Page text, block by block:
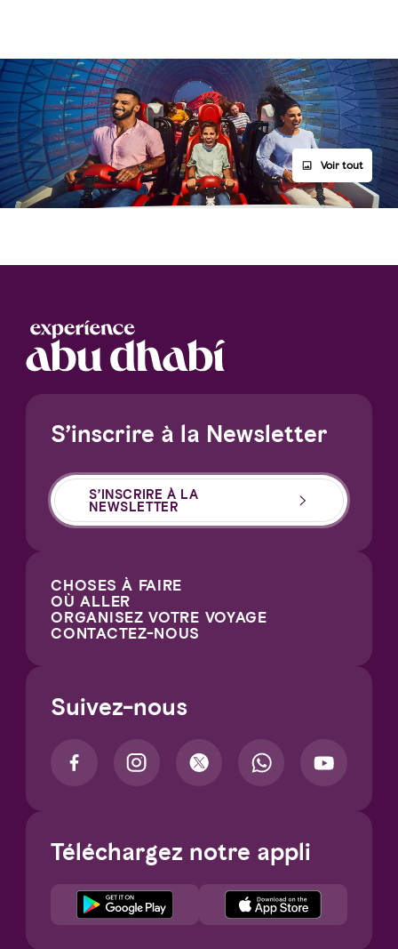
Voir tout
S’inscrire à la Newsletter
S’INSCRIRE À LA
NEWSLETTER
CHOSES À FAIRE
OÙ ALLER
ORGANISEZ VOTRE VOYAGE
CONTACTEZ-NOUS
Suivez-nous
Téléchargez notre appli